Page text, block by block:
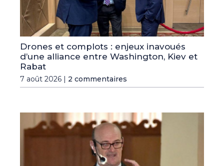
Drones et complots : enjeux inavoués
d’une alliance entre Washington, Kiev et
Rabat
7 août 2026 | 2 commentaires